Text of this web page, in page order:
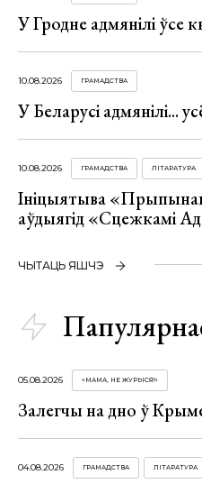
У Гродне адмянілі ўсе
10.08.2026 ГРАМАДСТВА
У Беларусі адмянілі...
10.08.2026 ГРАМАДСТВА ЛІТАРАТУРА
Ініцыятыва
аўдыягід «Сцежкамі
ЧЫТАЦЬ ЯШЧЭ
05.08.2026 «МАМА, НЕ ЖУРЫСЯ!»
Залегчы на дно ў
04.08.2026 ГРАМАДСТВА ЛІТАРАТУРА